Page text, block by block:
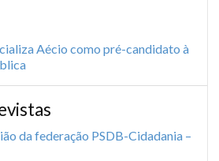
Aécio como pré-candidato à
da federação PSDB-Cidadania –